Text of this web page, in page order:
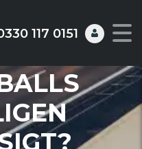
117 0151